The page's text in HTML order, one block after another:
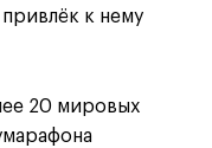
к нему
20 мировых